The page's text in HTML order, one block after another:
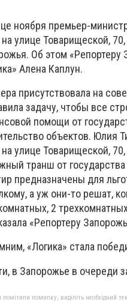
ноября премьер-
улице Товарищеской,
Об этом «Репортеру
Алена Каплун.
присутствовала на
задачу, чтобы все
помощи от
объектов. Юлия
улице Товарищеской,
транш от
предназначены для
а уж они-то решат,
2
«Репортеру
«Логика» стала
в Запорожье в очереди
помилку, виділіть необхідний